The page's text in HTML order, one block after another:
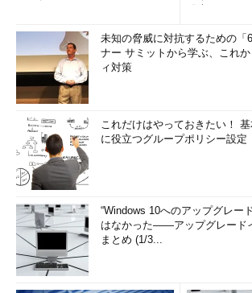
未知の脅威に対抗するための
ナー サミットから学ぶ、これ
ィ対策
これだけはやっておきたい！
に役立つグループポリシー設定
“Windows 10へのアップグレー
はなかった――アップグレード
まとめ (1/3...